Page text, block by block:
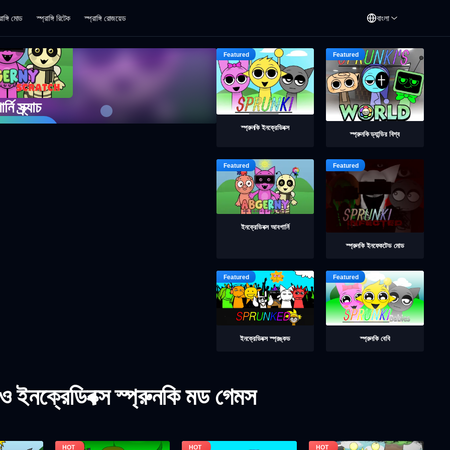
মোড স্প্রাঙ্গি রিটেক স্প্রাঙ্গি রোজয়েড বাংলা
স্ক্র্যাচ
স্প্রুনকি ইনক্রেডিবক্স
স্প্রুনকি ড্যান্ডির বিশ্ব
ইনক্রেডিবক্স আবগার্নি
স্প্রুনকি ইনফেকটেড মোড
ইনক্রেডিবক্স স্প্রঙ্কড স্প্রুনকি বেবি
স্প্রুনকি মড গেমস